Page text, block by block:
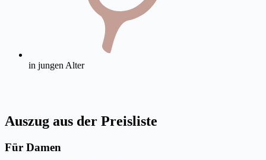
in jungen Alter
Auszug aus der Preisliste
Für Damen